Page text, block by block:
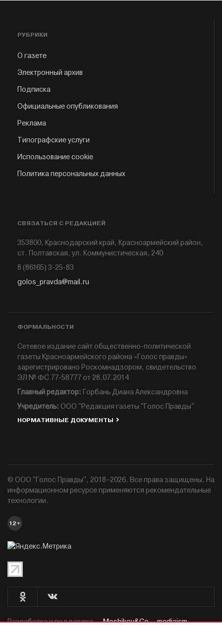
РУБРИКИ
О газете
Электронный архив
Подписка
Официальные опубликования
Реклама
Типографские услуги
Использование cookie
Политика персональных данных
СВЯЗАТЬСЯ С РЕДАКЦИЕЙ
353800, Краснодарский край, Красноармейский район,
ст. Полтавская, ул. Коммунистическая, 240
8 (86165) 3-25-83
golos_pravda@mail.ru
ФОРМАЛЬНОСТИ
Сетевое издание сайт общественно-политической
газеты Красноармейского района «Голос правды»
зарегистрировано Роскомнадзором, свидетельство
ЭЛ № ФС 77-58777 от 28.07.2014
Главный редактор: Горбань Диана Александровна
Учредитель: ООО "Редакция газеты "Голос Правды"
НОРМАТИВНЫЕ ДОКУМЕНТЫ
© ООО "Голос Правды", 2018–2026. Все права защищены. На
информационном ресурсе применяются рекомендательные
технологии.
12+
Разработка и поддержка —Moshikov&Co. - mediaism.